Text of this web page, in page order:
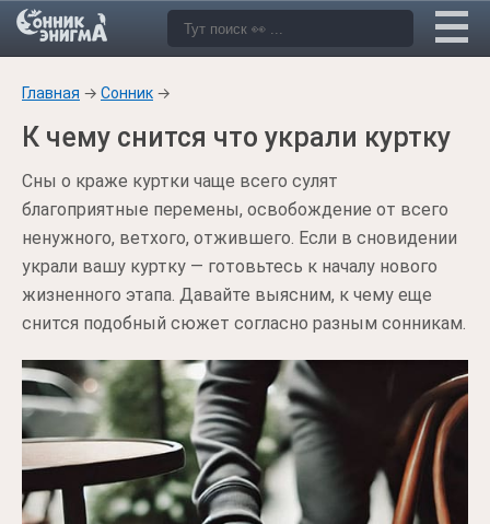
Главная → Сонник →
К чему снится что украли куртку
Сны о краже куртки чаще всего сулят
благоприятные перемены, освобождение от всего
ненужного, ветхого, отжившего. Если в сновидении
украли вашу куртку — готовьтесь к началу нового
жизненного этапа. Давайте выясним, к чему еще
снится подобный сюжет согласно разным сонникам.